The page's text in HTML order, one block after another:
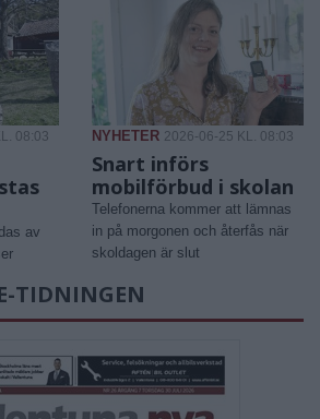
08:03
av
NYHETER 2026-06-25 KL. 08:03
Snart införs
mobilförbud i skolan
Telefonerna kommer att lämnas
in på morgonen och återfås när
skoldagen är slut
TIDNINGEN